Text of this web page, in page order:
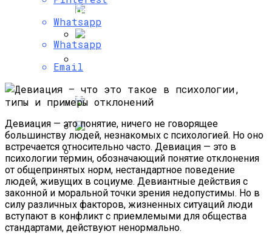
Хроническом Гастрите, Правила Диеты
Что Предусматривает Одна Из Самых
Эффективных Диета 2468, Меню На
Каждый День И Отзывы
Научиться Продавать Что Угодно
Состояние С Помощью
Психологических Тестов?
Способы И Механизмы
Психологической Защиты От
Негативного Влияния
Whatsapp
Whatsapp
Email
Девиация — это понятие, ничего не говорящее
большинству людей, незнакомых с психологией. Но оно
встречается относительно часто. Девиация — это в
психологии термин, обозначающий понятие отклонения
от общепринятых норм, нестандартное поведение
людей, живущих в социуме. Девиантные действия с
законной и моральной точки зрения недопустимы. Но в
силу различных факторов, жизненных ситуаций люди
вступают в конфликт с приемлемыми для общества
стандартами, действуют ненормально.